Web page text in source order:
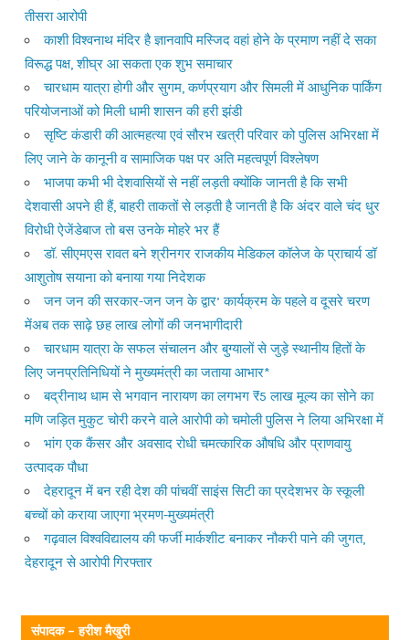
तीसरा आरोपी
काशी विश्वनाथ मंदिर है ज्ञानवापि मस्जिद वहां होने के प्रमाण नहीं दे सका
विरूद्ध पक्ष, शीघ्र आ सकता एक शुभ समाचार
चारधाम यात्रा होगी और सुगम, कर्णप्रयाग और सिमली में आधुनिक पार्किंग
परियोजनाओं को मिली धामी शासन की हरी झंडी
सृष्टि कंडारी की आत्महत्या एवं सौरभ खत्री परिवार को पुलिस अभिरक्षा में
लिए जाने के कानूनी व सामाजिक पक्ष पर अति महत्वपूर्ण विश्लेषण
भाजपा कभी भी देशवासियों से नहीं लड़ती क्योंकि जानती है कि सभी
देशवासी अपने ही हैं, बाहरी ताकतों से लड़ती है जानती है कि अंदर वाले चंद धुर
विरोधी ऐजेंडेबाज तो बस उनके मोहरे भर हैं
डॉ. सीएमएस रावत बने श्रीनगर राजकीय मेडिकल कॉलेज के प्राचार्य डॉ
आशुतोष सयाना को बनाया गया निदेशक
जन जन की सरकार-जन जन के द्वार’ कार्यक्रम के पहले व दूसरे चरण
मेंअब तक साढ़े छह लाख लोगों की जनभागीदारी
चारधाम यात्रा के सफल संचालन और बुग्यालों से जुड़े स्थानीय हितों के
लिए जनप्रतिनिधियों ने मुख्यमंत्री का जताया आभार*
बद्रीनाथ धाम से भगवान नारायण का लगभग ₹5 लाख मूल्य का सोने का
मणि जड़ित मुकुट चोरी करने वाले आरोपी को चमोली पुलिस ने लिया अभिरक्षा में
भांग एक कैंसर और अवसाद रोधी चमत्कारिक औषधि और प्राणवायु
उत्पादक पौधा
देहरादून में बन रही देश की पांचवीं साइंस सिटी का प्रदेशभर के स्कूली
बच्चों को कराया जाएगा भ्रमण-मुख्यमंत्री
गढ़वाल विश्वविद्यालय की फर्जी मार्कशीट बनाकर नौकरी पाने की जुगत,
देहरादून से आरोपी गिरफ्तार
संपादक – हरीश मैखुरी